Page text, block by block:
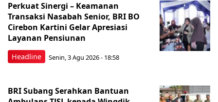
Headline
Perkuat Sinergi – Keamanan
Transaksi Nasabah Senior, BRI BO
Cirebon Kartini Gelar Apresiasi
Layanan Pensiunan
Senin, 3 Agu 2026 - 18:58
BRI Subang Serahkan Bantuan